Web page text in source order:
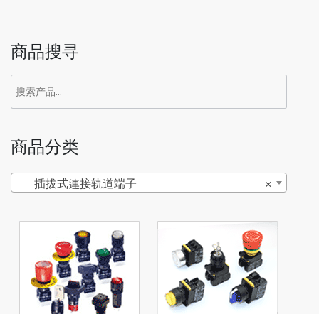
商品搜寻
商品分类
×
插拔式連接轨道端子